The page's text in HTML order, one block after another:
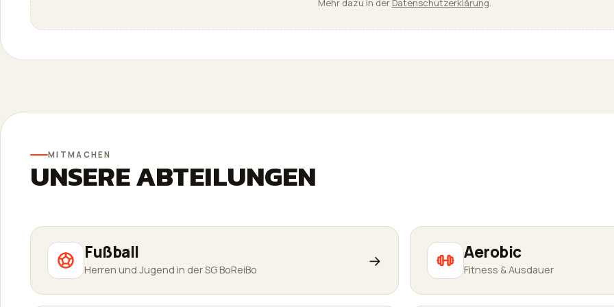
Mehr dazu in der Datenschutzerklärung.
MITMACHEN
UNSERE ABTEILUNGEN
Fußball
Herren und Jugend in der SG BoReiBo → Aerobic
Fitness & Ausdauer